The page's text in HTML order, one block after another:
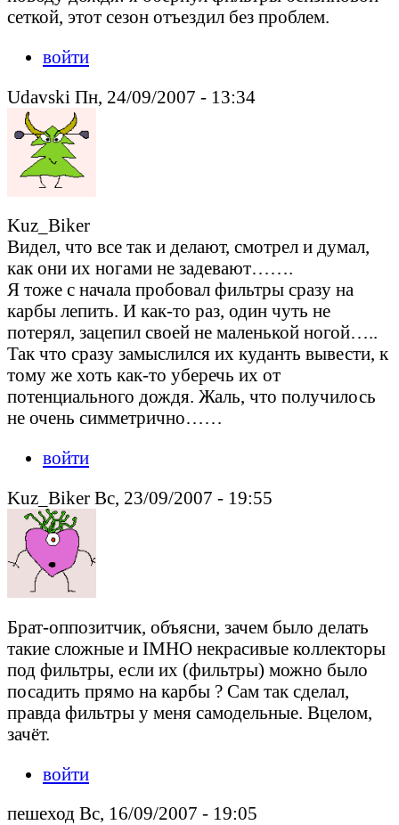
сеткой, этот сезон отъездил без проблем.
войти
Udavski Пн, 24/09/2007 - 13:34
Kuz_Biker
Видел, что все так и делают, смотрел и думал,
как они их ногами не задевают…….
Я тоже с начала пробовал фильтры сразу на
карбы лепить. И как-то раз, один чуть не
потерял, зацепил своей не маленькой ногой…..
Так что сразу замыслился их куданть вывести, к
тому же хоть как-то уберечь их от
потенциального дождя. Жаль, что получилось
не очень симметрично……
войти
Kuz_Biker Вс, 23/09/2007 - 19:55
Брат-оппозитчик, объясни, зачем было делать
такие сложные и IMHO некрасивые коллекторы
под фильтры, если их (фильтры) можно было
посадить прямо на карбы ? Сам так сделал,
правда фильтры у меня самодельные. Вцелом,
зачёт.
войти
пешеход Вс, 16/09/2007 - 19:05